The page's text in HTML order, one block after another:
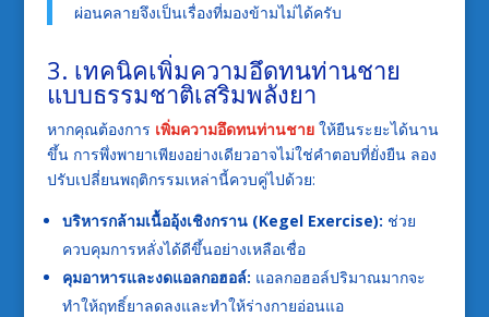
ผ่อนคลายจึงเป็นเรื่องที่มองข้ามไม่ได้ครับ
3. เทคนิคเพิ่มความอึดทนท่านชาย
แบบธรรมชาติเสริมพลังยา
หากคุณต้องการ เพิ่มความอึดทนท่านชาย ให้ยืนระยะได้นาน
ขึ้น การพึ่งพายาเพียงอย่างเดียวอาจไม่ใช่คำตอบที่ยั่งยืน ลอง
ปรับเปลี่ยนพฤติกรรมเหล่านี้ควบคู่ไปด้วย:
บริหารกล้ามเนื้ออุ้งเชิงกราน (Kegel Exercise): ช่วย
ควบคุมการหลั่งได้ดีขึ้นอย่างเหลือเชื่อ
คุมอาหารและงดแอลกอฮอล์: แอลกอฮอล์ปริมาณมากจะ
ทำให้ฤทธิ์ยาลดลงและทำให้ร่างกายอ่อนแอ